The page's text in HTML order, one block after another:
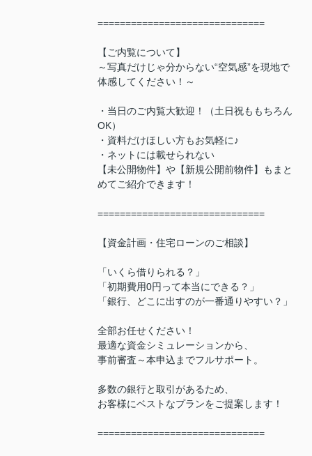
==============================
【ご内覧について】
～写真だけじゃ分からない“空気感”を現地で
体感してください！～
・当日のご内覧大歓迎！（土日祝ももちろん
OK）
・資料だけほしい方もお気軽に♪
・ネットには載せられない
【未公開物件】や【新規公開前物件】もまと
めてご紹介できます！
==============================
【資金計画・住宅ローンのご相談】
「いくら借りられる？」
「初期費用0円って本当にできる？」
「銀行、どこに出すのが一番通りやすい？」
全部お任せください！
最適な資金シミュレーションから、
事前審査～本申込までフルサポート。
多数の銀行と取引があるため、
お客様にベストなプランをご提案します！
==============================